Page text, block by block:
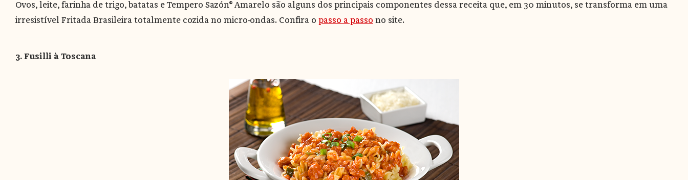
Ovos, leite, farinha de trigo, batatas e Tempero Sazón® Amarelo são alguns dos principais componentes dessa receita que, em 30 minutos, se transforma em uma
irresistível Fritada Brasileira totalmente cozida no micro-ondas. Confira o passo a passo no site.
3. Fusilli à Toscana